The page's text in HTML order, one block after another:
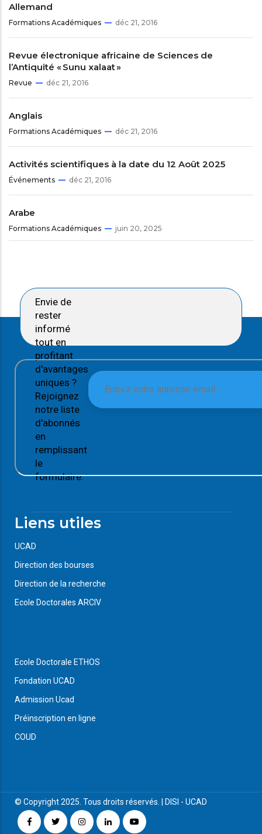
Allemand
Formations Académiques déc 21, 2016
Revue électronique africaine de Sciences de
l’Antiquité « Sunu xalaat »
Revue déc 21, 2016
Anglais
Formations Académiques déc 21, 2016
Activités scientifiques à la date du 12 Août 2025
Événements déc 21, 2016
Arabe
Formations Académiques juin 20, 2025
Envie de
rester
informé
tout en
profitant
d'avantages
uniques ?
Rejoignez
notre liste
d'abonnés
en
remplissant
le
formulaire.
Liens utiles
UCAD
Direction des bourses
Direction de la recherche
Ecole Doctorales ARCIV
Ecole Doctorale ETHOS
Fondation UCAD
Admission Ucad
Préinscription en ligne
COUD
© Copyright 2025. Tous droits réservés. | DISI - UCAD